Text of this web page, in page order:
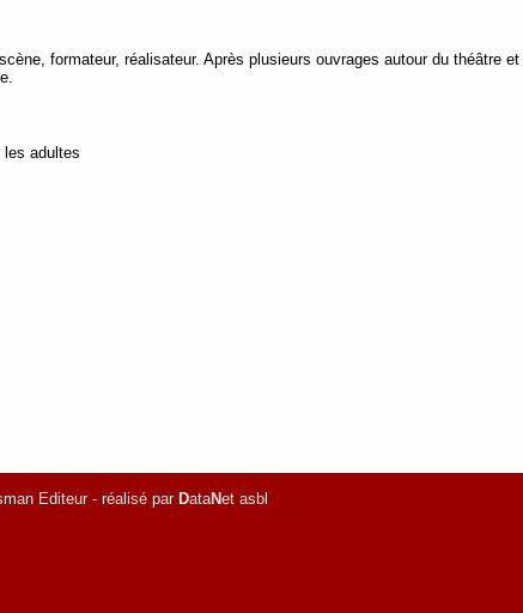
formateur, réalisateur. Après plusieurs ouvrages autour du théâtre
adultes
Editeur - réalisé par DataNet asbl